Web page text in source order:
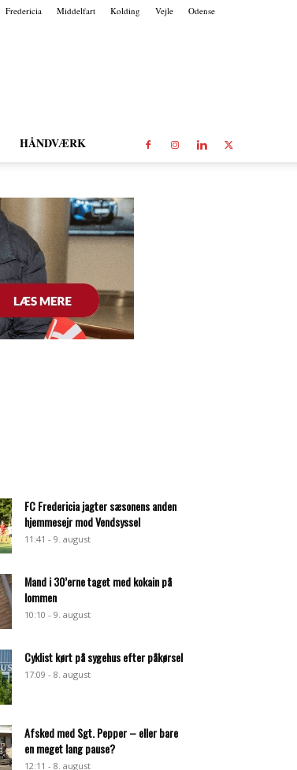
Fredericia Middelfart Kolding Vejle Odense
HÅNDVÆRK
FC Fredericia jagter sæsonens anden
hjemmesejr mod Vendsyssel
11:41 - 9. august
Mand i 30’erne taget med kokain på
lommen
10:10 - 9. august
Cyklist kørt på sygehus efter påkørsel
17:09 - 8. august
Afsked med Sgt. Pepper – eller bare
en meget lang pause?
12:11 - 8. august